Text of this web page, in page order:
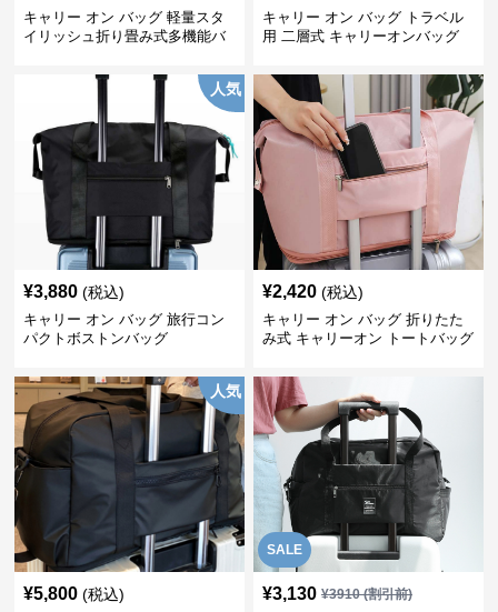
キャリー オン バッグ 軽量スタ
イリッシュ折り畳み式多機能バ
キャリー オン バッグ トラベル
用 二層式 キャリーオンバッグ
人気
¥3,880 (税込)
キャリー オン バッグ 旅行コン
パクトボストンバッグ
¥2,420 (税込)
キャリー オン バッグ 折りたた
み式 キャリーオン トートバッグ
人気
¥5,800 (税込)
SALE
¥3,130 ¥3910(割引前)